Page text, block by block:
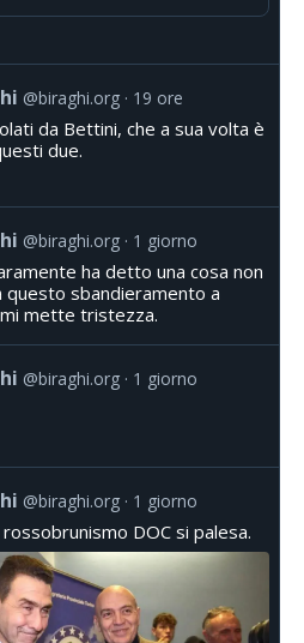
@biraghi.org 19 ore
da Bettini, che a sua volta è
due.
@biraghi.org 1 giorno
ha detto una cosa non
questo sbandieramento a
mette tristezza.
@biraghi.org 1 giorno
@biraghi.org 1 giorno
DOC si palesa.